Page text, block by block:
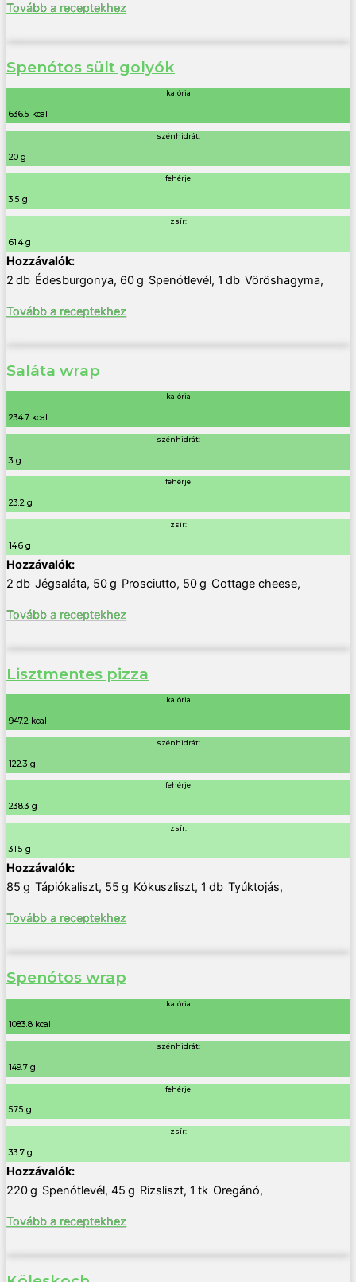
Tovább a receptekhez
Spenótos sült golyók
kalória
636.5 kcal
szénhidrát:
20 g
fehérje
3.5 g
zsír:
61.4 g
2 db Édesburgonya, 60g Spenótlevél, 1 db Vöröshagyma,
Tovább a receptekhez
Saláta wrap
kalória
234.7 kcal
szénhidrát:
3 g
fehérje
23.2 g
zsír:
14.6 g
2 db Jégsaláta, 50g Prosciutto, 50g Cottage cheese,
Tovább a receptekhez
Lisztmentes pizza
kalória
947.2 kcal
szénhidrát:
122.3 g
fehérje
238.3 g
zsír:
31.5 g
85 g Tápiókaliszt, 55 g Kókuszliszt, 1 db Tyúktojás,
Tovább a receptekhez
Spenótos wrap
kalória
1083.8 kcal
szénhidrát:
149.7 g
fehérje
57.5 g
zsír:
33.7 g
220g Spenótlevél, 45 g Rizsliszt, 1 tk Oregánó,
Tovább a receptekhez